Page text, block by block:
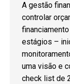
A gestão
controlar
estágios –
uma visão e
check list de